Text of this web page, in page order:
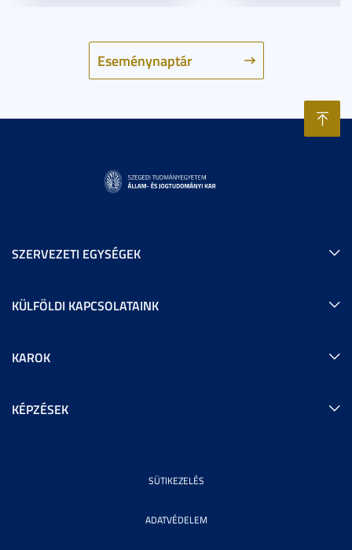
Eseménynaptár
SZERVEZETI EGYSÉGEK
KÜLFÖLDI KAPCSOLATAINK
KAROK
KÉPZÉSEK
SÜTIKEZELÉS
ADATVÉDELEM